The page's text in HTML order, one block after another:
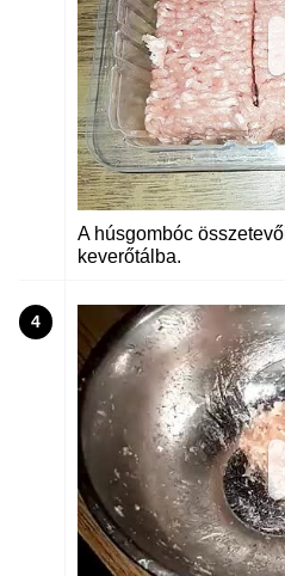
A húsgombóc
keverőtálba.
4